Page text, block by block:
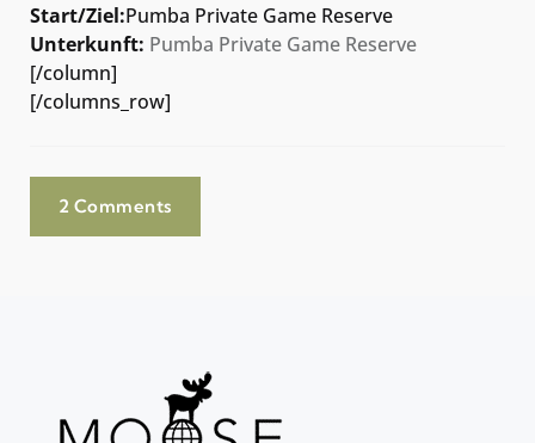
Start/Ziel:Pumba Private Game Reserve
Unterkunft: Pumba Private Game Reserve
[/column]
[/columns_row]
2 Comments